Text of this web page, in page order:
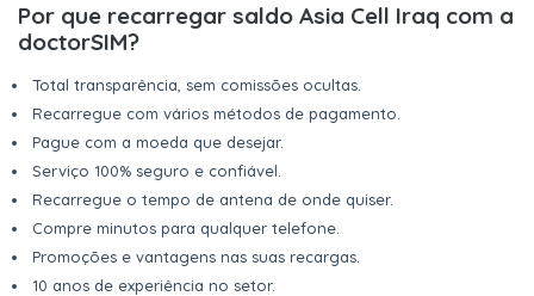
Por que recarregar saldo Asia Cell Iraq com a
doctorSIM?
Total transparência, sem comissões ocultas.
Recarregue com vários métodos de pagamento.
Pague com a moeda que desejar.
Serviço 100% seguro e confiável.
Recarregue o tempo de antena de onde quiser.
Compre minutos para qualquer telefone.
Promoções e vantagens nas suas recargas.
10 anos de experiência no setor.